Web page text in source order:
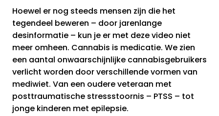
Hoewel er nog steeds mensen zijn die het
tegendeel beweren – door jarenlange
desinformatie – kun je er met deze video niet
meer omheen. Cannabis is medicatie. We zien
een aantal onwaarschijnlijke cannabisgebruikers
verlicht worden door verschillende vormen van
mediwiet. Van een oudere veteraan met
posttraumatische stressstoornis – PTSS – tot
jonge kinderen met epilepsie.